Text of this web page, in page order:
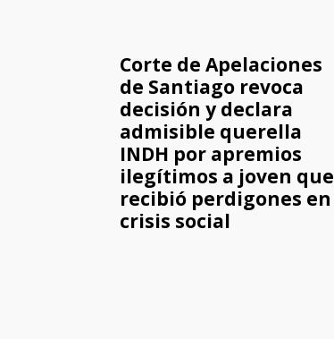
Corte de Apelaciones
de Santiago revoca
decisión y declara
admisible querella
INDH por apremios
ilegítimos a joven que
recibió perdigones en
crisis social